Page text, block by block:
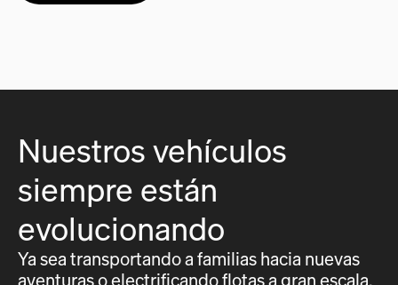
Nuestros vehículos
siempre están
evolucionando
Ya sea transportando a familias hacia nuevas
aventuras o electrificando flotas a gran escala,